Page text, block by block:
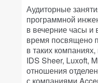
Аудиторные
программной
в вечерние часы и
время посвящено
в таких
IDS Sheer, Luxoft,
отношения